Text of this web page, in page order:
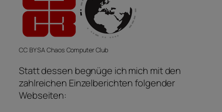
CC BY SA Chaos Computer Club
Statt dessen begnüge ich mich mit den
zahlreichen Einzelberichten folgender
Webseiten: